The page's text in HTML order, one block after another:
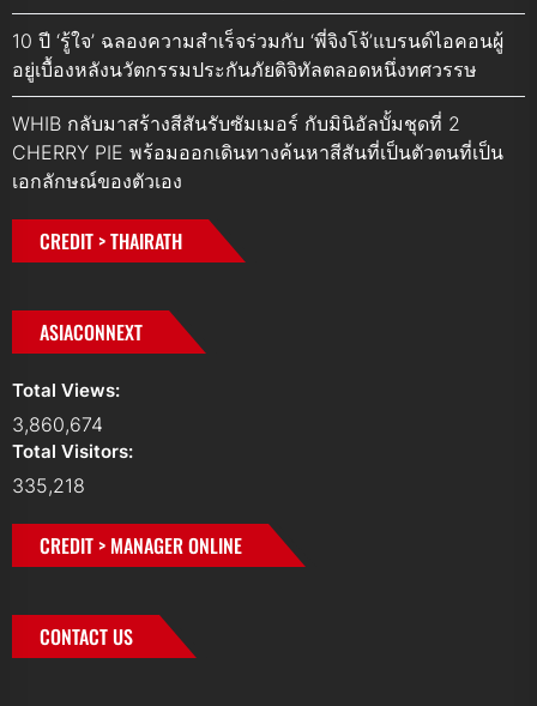
10 ปี ‘รู้ใจ’ ฉลองความสำเร็จร่วมกับ ‘พี่จิงโจ้’แบรนด์ไอคอนผู้
อยู่เบื้องหลังนวัตกรรมประกันภัยดิจิทัลตลอดหนึ่งทศวรรษ
WHIB กลับมาสร้างสีสันรับซัมเมอร์ กับมินิอัลบั้มชุดที่ 2
CHERRY PIE พร้อมออกเดินทางค้นหาสีสันที่เป็นตัวตนที่เป็น
เอกลักษณ์ของตัวเอง
CREDIT > THAIRATH
ASIACONNEXT
Total Views:
3,860,674
Total Visitors:
335,218
CREDIT > MANAGER ONLINE
CONTACT US